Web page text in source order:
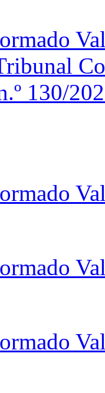
130/